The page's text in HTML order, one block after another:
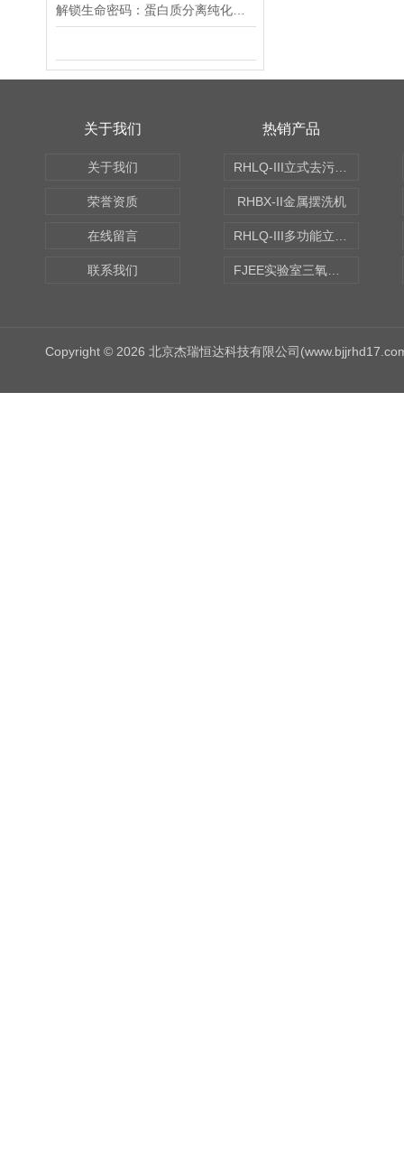
关于我们
关于我们
荣誉资质
在线留言
联系我们
热销产品
RHBX-II金属摆洗机
Copyright © 2026 北京杰瑞恒达科技有限公司